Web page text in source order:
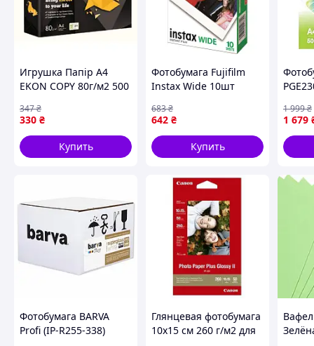
Машиностроение и судостроение:
- презентация проектов;
Архитектура, строительство и проектирование:
- планы застроек;
- архитектурные чертежи;
- презентации проектов;
- документы для конкурсных заявок.
Геоинформационные системы:
- аэрофотоснимки;
- демографические исследования;
- разведка нефтяных и газовых месторождений;
- проектирование телекоммуникационных систем.
Игрушка Папір А4
EKON COPY 80г/м2 500
330 ₴
347₴
Купить
Фотобумага Fujifilm
Instax Wide 10шт
(16899910)-Гарантия!
642 ₴
683₴
Купить
г/м2
1 679
1 999₴
Фотобумага BARVA
Profi (IP-R255-338)
Глянцевая фотобумага
10x15 см 260 г/м2 для